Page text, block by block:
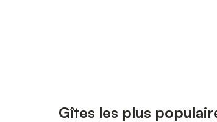
Gîtes les plus